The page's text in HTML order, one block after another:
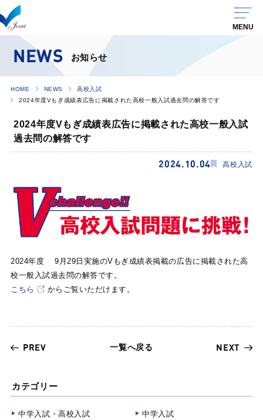
NEWS お知らせ
HOME NEWS
高校入試
2024年度Vもぎ成績表広告に掲載された高校一般入試過去問の解答です
2024年度Vもぎ成績表広告に掲載された高校一般入試
過去問の解答です
2024.10.04 高校入試
2024年度 9月29日実施のVもぎ成績表掲載の広告に掲載された高
校一般入試過去問の解答です。
こちら
からご覧いただけます。
PREV 一覧へ戻る NEXT
カテゴリー
中学入試・高校入試
中学入試